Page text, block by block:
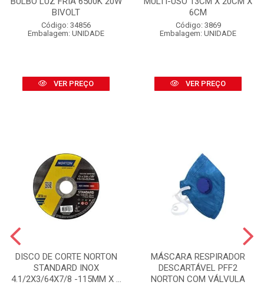
BIVOLT
Código: 34856
Embalagem: UNIDADE
VER PREÇO
6CM
Código: 3869
Embalagem: UNIDADE
VER PREÇO
DISCO DE CORTE NORTON
STANDARD INOX
4.1/2X3/64X7/8 -115MM X ...
MÁSCARA RESPIRADOR
DESCARTÁVEL PFF2
NORTON COM VÁLVULA